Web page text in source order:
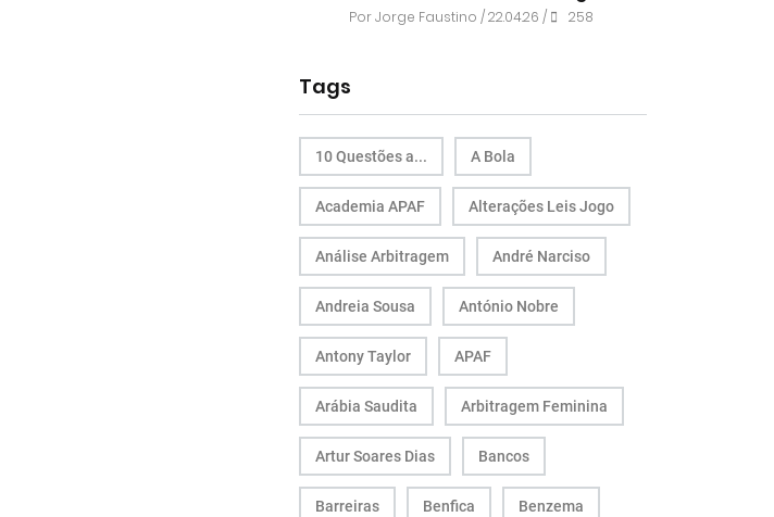
PorJorge Faustino / 22.04.26 / 258
Tags
10 Questões a... A Bola
Academia APAF Alterações Leis Jogo
Análise Arbitragem André Narciso
Andreia Sousa António Nobre
Antony Taylor APAF
Arábia Saudita Arbitragem Feminina
Artur Soares Dias Bancos
Barreiras Benfica Benzema